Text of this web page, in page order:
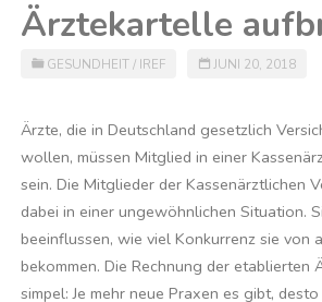
Ärztekartelle
GESUNDHEIT/ IREF JUNI 20, 2018
Ärzte, die in Deutschland gesetzlich
wollen, müssen Mitglied in einer
sein. Die Mitglieder der Kassenärztlichen
dabei in einer ungewöhnlichen Situation.
beeinflussen, wie viel Konkurrenz sie von
bekommen. Die Rechnung der etablierten
simpel: Je mehr neue Praxen es gibt,